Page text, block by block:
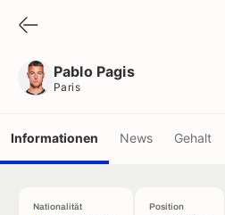
Pablo Pagis
Paris
Informationen News Gehalt
Nationalität Position